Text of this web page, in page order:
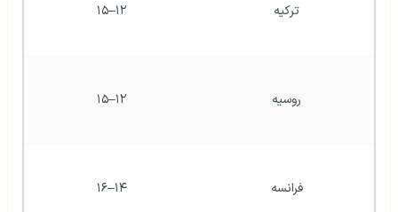
ترکیه ۱۲–۱۵
روسیه ۱۲–۱۵
فرانسه ۱۴–۱۶